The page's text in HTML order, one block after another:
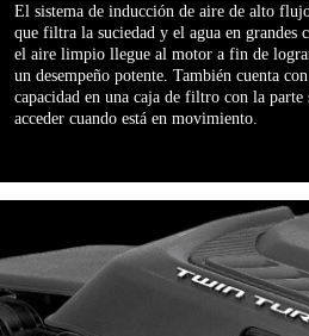
El sistema de inducción de aire de alto
que filtra la suciedad y el agua en grandes
el aire limpio llegue al motor a fin de
un desempeño potente. También cuenta
capacidad en una caja de filtro con la
acceder cuando está en movimiento.